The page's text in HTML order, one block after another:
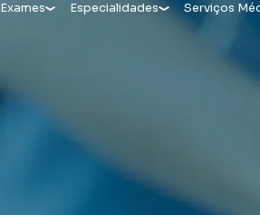
Exames Especialidades Serviços